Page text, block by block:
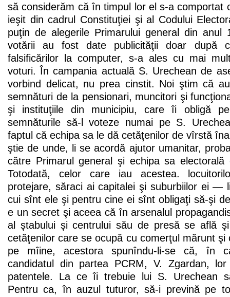
să considerăm că în timpul lor el s-a comportat
ieşit din cadrul Constituţiei şi al Codului
puţin de alegerile Primarului general din anul
votării au fost date publicităţii doar după
falsificărilor la computer, s-a ales cu mai
voturi. În campania actuală S. Urechean de
vorbind delicat, nu prea cinstit. Noi ştim că
semnături de la pensionari, muncitori şi
şi instituţiile din municipiu, care îi obligă
semnăturile să-l voteze numai pe S.
faptul că echipa sa le dă cetăţenilor de vîrstă
ştie de unde, li se acordă ajutor umanitar,
către Primarul general şi echipa sa electorală
Totodată, celor care iau acestea.
protejare, săraci ai capitalei şi suburbiilor ei —
cui sînt ele şi pentru cine ei sînt obligaţi să-şi
e un secret şi aceea că în arsenalul
al ştabului şi centrului său de presă se află
cetăţenilor care se ocupă cu comerţul mărunt şi
pe mîine, acestora spunîndu-li-se că, în
candidatul din partea PCRM, V. Zgardan,
patentele. La ce îi trebuie lui S. Urechean
Pentru ca, în auzul tuturor, să-i prevină pe